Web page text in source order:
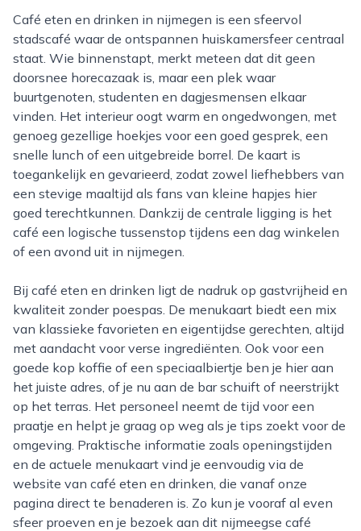
Café eten en drinken in nijmegen is een sfeervol
stadscafé waar de ontspannen huiskamersfeer centraal
staat. Wie binnenstapt, merkt meteen dat dit geen
doorsnee horecazaak is, maar een plek waar
buurtgenoten, studenten en dagjesmensen elkaar
vinden. Het interieur oogt warm en ongedwongen, met
genoeg gezellige hoekjes voor een goed gesprek, een
snelle lunch of een uitgebreide borrel. De kaart is
toegankelijk en gevarieerd, zodat zowel liefhebbers van
een stevige maaltijd als fans van kleine hapjes hier
goed terechtkunnen. Dankzij de centrale ligging is het
café een logische tussenstop tijdens een dag winkelen
of een avond uit in nijmegen.
Bij café eten en drinken ligt de nadruk op gastvrijheid en
kwaliteit zonder poespas. De menukaart biedt een mix
van klassieke favorieten en eigentijdse gerechten, altijd
met aandacht voor verse ingrediënten. Ook voor een
goede kop koffie of een speciaalbiertje ben je hier aan
het juiste adres, of je nu aan de bar schuift of neerstrijkt
op het terras. Het personeel neemt de tijd voor een
praatje en helpt je graag op weg als je tips zoekt voor de
omgeving. Praktische informatie zoals openingstijden
en de actuele menukaart vind je eenvoudig via de
website van café eten en drinken, die vanaf onze
pagina direct te benaderen is. Zo kun je vooraf al even
sfeer proeven en je bezoek aan dit nijmeegse café